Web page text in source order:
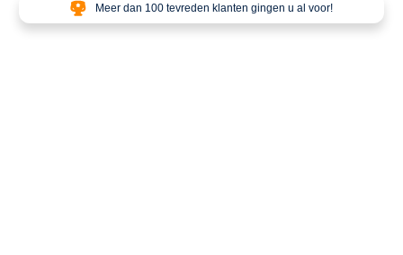
Meer dan 100 tevreden klanten gingen u al voor!